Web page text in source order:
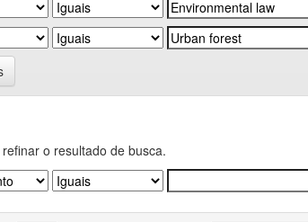
o resultado de busca.